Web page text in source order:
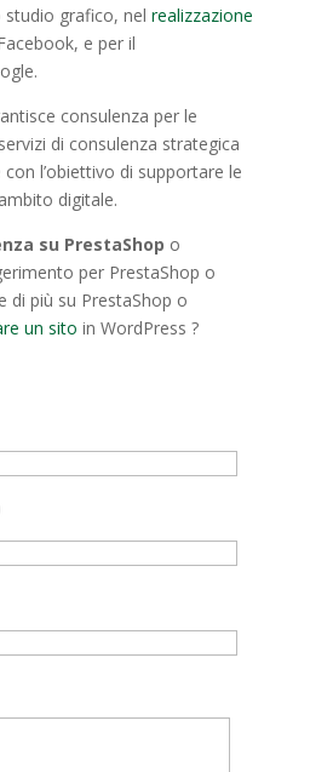
grafico, nel realizzazione
e per il
consulenza per le
di consulenza strategica
l’obiettivo di supportare le
digitale.
su PrestaShop o
per PrestaShop o
di più su PrestaShop o
un sito in WordPress ?